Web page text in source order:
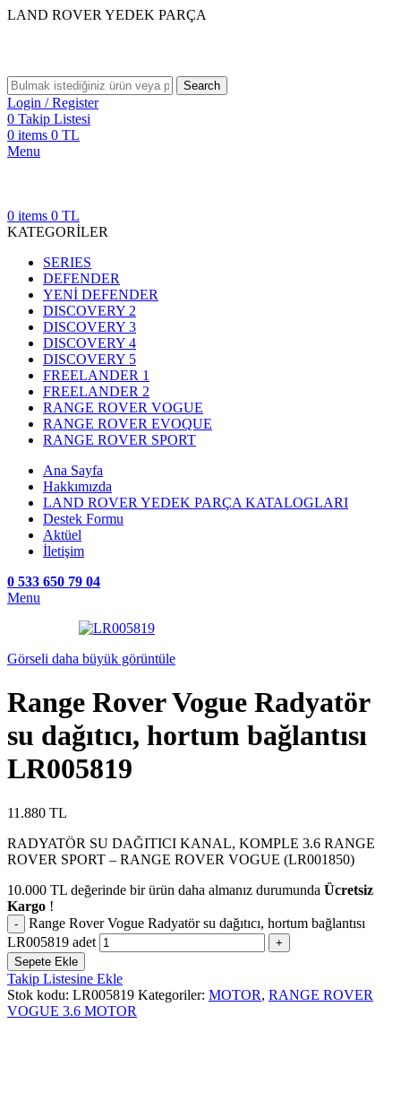
LAND ROVER YEDEK PARÇA
Search
Login / Register
0 Takip Listesi
0 items 0 TL
Menu
0 items 0 TL
KATEGORİLER
SERIES
DEFENDER
YENİ DEFENDER
DISCOVERY 2
DISCOVERY 3
DISCOVERY 4
DISCOVERY 5
FREELANDER 1
FREELANDER 2
RANGE ROVER VOGUE
RANGE ROVER EVOQUE
RANGE ROVER SPORT
Ana Sayfa
Hakkımızda
LAND ROVER YEDEK PARÇA KATALOGLARI
Destek Formu
Aktüel
İletişim
0 533 650 79 04
Menu
Görseli daha büyük görüntüle
Range Rover Vogue Radyatör
su dağıtıcı, hortum bağlantısı
LR005819
11.880 TL
RADYATÖR SU DAĞITICI KANAL, KOMPLE 3.6 RANGE
ROVER SPORT – RANGE ROVER VOGUE (LR001850)
10.000 TL değerinde bir ürün daha almanız durumunda Ücretsiz
Kargo !
Range Rover Vogue Radyatör su dağıtıcı, hortum bağlantısı
LR005819 adet
Sepete Ekle
Takip Listesine Ekle
Stok kodu: LR005819 Kategoriler: MOTOR, RANGE ROVER
VOGUE 3.6 MOTOR